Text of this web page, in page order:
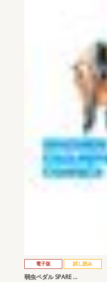
電子版 試し読み
弱虫ペダル SPARE …